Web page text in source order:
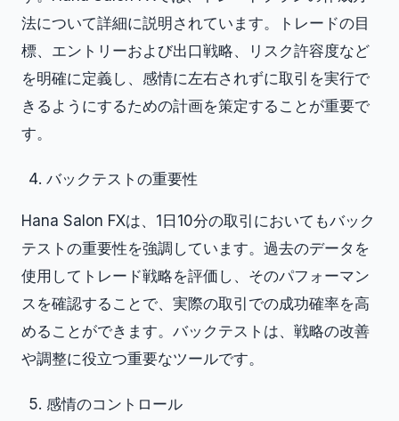
法について詳細に説明されています。トレードの目
標、エントリーおよび出口戦略、リスク許容度など
を明確に定義し、感情に左右されずに取引を実行で
きるようにするための計画を策定することが重要で
す。
バックテストの重要性
Hana Salon FXは、1日10分の取引においてもバック
テストの重要性を強調しています。過去のデータを
使用してトレード戦略を評価し、そのパフォーマン
スを確認することで、実際の取引での成功確率を高
めることができます。バックテストは、戦略の改善
や調整に役立つ重要なツールです。
感情のコントロール